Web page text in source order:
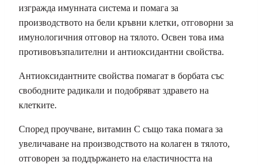
изгражда имунната система и помага за
производството на бели кръвни клетки, отговорни за
имунологичния отговор на тялото. Освен това има
противовъзпалителни и антиоксидантни свойства.
Антиоксидантните свойства помагат в борбата със
свободните радикали и подобряват здравето на
клетките.
Според проучване, витамин С също така помага за
увеличаване на производството на колаген в тялото,
отговорен за поддържането на еластичността на